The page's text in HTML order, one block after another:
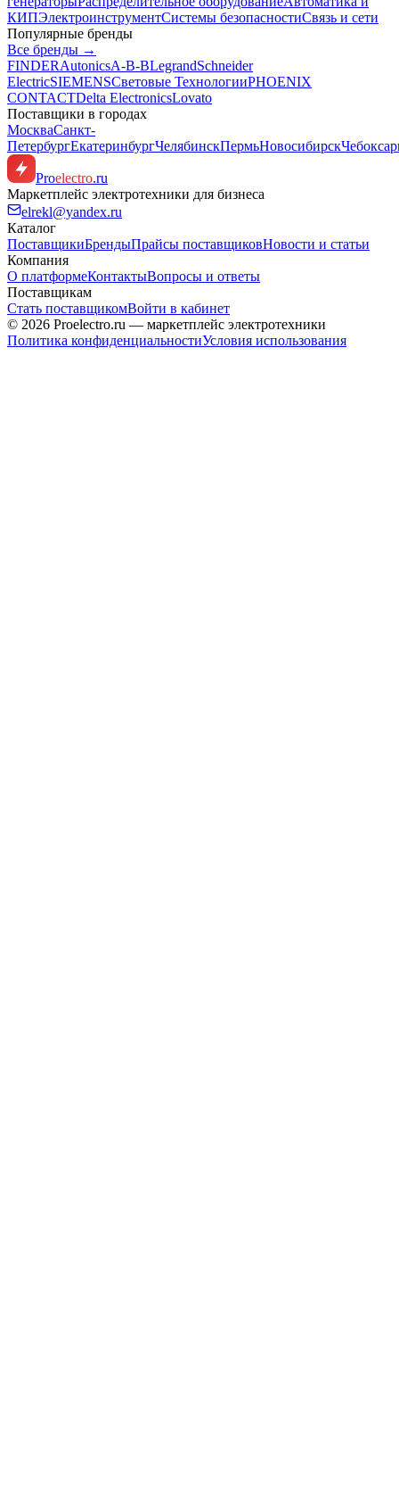
КИПЭлектроинструментСистемы безопасностиСвязь и сети
Популярные бренды
Все бренды →
FINDERAutonicsA-B-BLegrandSchneider
ElectricSIEMENSСветовые ТехнологииPHOENIX
CONTACTDelta ElectronicsLovato
Поставщики в городах
МоскваСанкт-
ПетербургЕкатеринбургЧелябинскПермьНовосибирск
Proelectro.ru
Маркетплейс электротехники для бизнеса
elrekl@yandex.ru
Каталог
ПоставщикиБрендыПрайсы поставщиковНовости и статьи
Компания
О платформеКонтактыВопросы и ответы
Поставщикам
Стать поставщикомВойти в кабинет
© 2026 Proelectro.ru — маркетплейс электротехники
Политика конфиденциальностиУсловия использования